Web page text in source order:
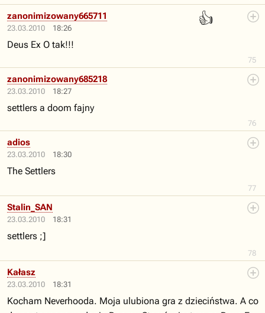
23.03.2010 18:26
👍
75
zanonimizowany665711
Deus Ex O tak!!!
23.03.2010 18:27
76
zanonimizowany685218
settlers a doom fajny
23.03.2010 18:30
77
adios
The Settlers
23.03.2010 18:31
78
Stalin_SAN
settlers ;]
23.03.2010 18:31
Kałasz
Kocham Neverhooda. Moja ulubiona gra z dzieciństwa. A co